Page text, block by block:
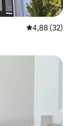
Średnia
4,88 (32)